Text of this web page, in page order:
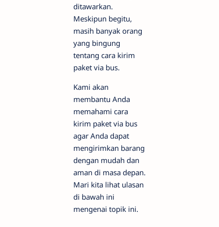
ditawarkan.
Meskipun begitu,
masih banyak orang
yang bingung
tentang cara kirim
paket via bus.
Kami akan
membantu Anda
memahami cara
kirim paket via bus
agar Anda dapat
mengirimkan barang
dengan mudah dan
aman di masa depan.
Mari kita lihat ulasan
di bawah ini
mengenai topik ini.